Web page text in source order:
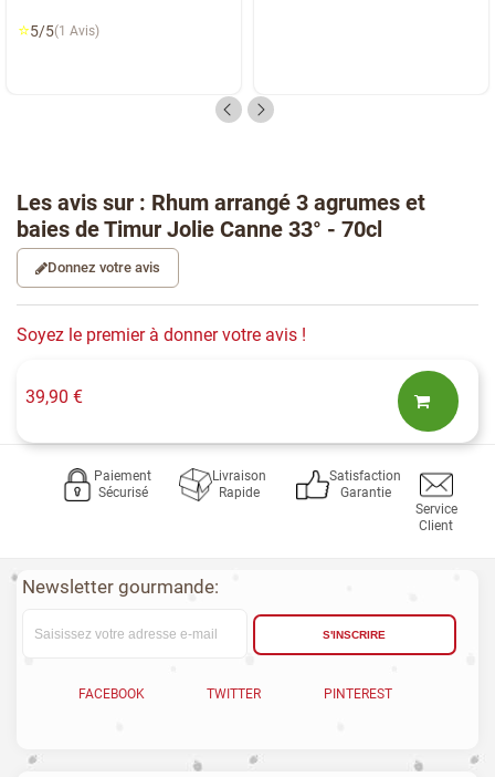
⭐5/5(1 Avis)
Les avis sur : Rhum arrangé 3 agrumes et
baies de Timur Jolie Canne 33° - 70cl
Donnez votre avis
Soyez le premier à donner votre avis !
39,90 €
Paiement
Sécurisé
Livraison
Rapide
Satisfaction
Garantie
Service
Client
Newsletter gourmande:
S'INSCRIRE
FACEBOOK TWITTER PINTEREST